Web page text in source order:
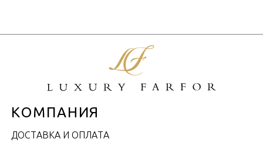
КОМПАНИЯ
ДОСТАВКА И ОПЛАТА